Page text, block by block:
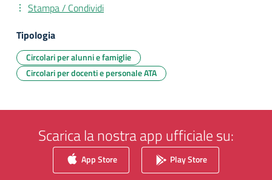
Stampa / Condividi
Tipologia
Circolari per alunni e famiglie
Circolari per docenti e personale ATA
Scarica la nostra app ufficiale su:
App Store Play Store